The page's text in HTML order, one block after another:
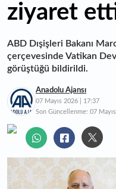
ziyaret
ABD Dışişleri Bakanı
çerçevesinde Vatikan
görüştüğü bildirildi.
Anadolu Ajansı
07 Mayıs 2026 | 17:37
Son Güncellenme: 07